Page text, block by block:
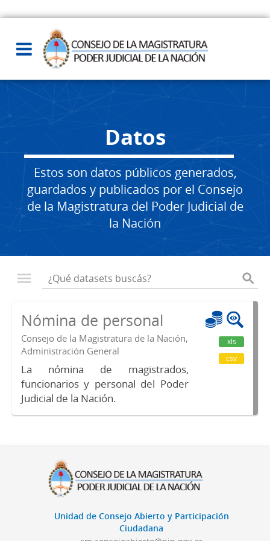
Datos
Estos son datos públicos generados,
guardados y publicados por el Consejo
de la Magistratura del Poder Judicial de
la Nación
Nómina de personal
Consejo de la Magistratura de la Nación,
Administración General
La nómina de magistrados,
funcionarios y personal del Poder
Judicial de la Nación.
xls
csv
Unidad de Consejo Abierto y Participación
Ciudadana